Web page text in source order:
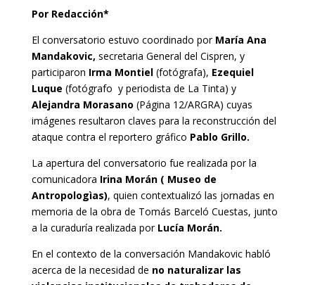
Por Redacción*
El conversatorio estuvo coordinado porMaría Ana
Mandakovic, secretaria General del Cispren, y
participaron Irma Montiel(fotógrafa), Ezequiel
Luque (fotógrafo y periodista de La Tinta) y
Alejandra Morasano (Página 12/ARGRA) cuyas
imágenes resultaron claves para la reconstrucción del
ataque contra el reportero gráfico Pablo Grillo.
La apertura del conversatorio fue realizada por la
comunicadora Irina Morán ( Museo de
Antropologìas), quien contextualizó las jornadas en
memoria de la obra de Tomás Barceló Cuestas, junto
a la curaduría realizada porLucía Morán.
En el contexto de la conversación Mandakovic habló
acerca de la necesidad de no naturalizar las